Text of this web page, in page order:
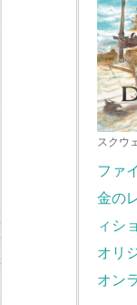
スクウ
ファ
金の
ィシ
オリ
オン